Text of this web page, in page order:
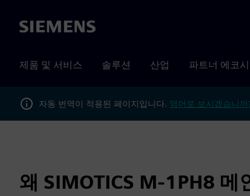
Siemens
제품 및 서비스 솔루션 산업 파트너 에코
자동 번역이 적용된 페이지입니다. 영어로 보시겠습니까
왜 SIMOTICS M-1PH8 메